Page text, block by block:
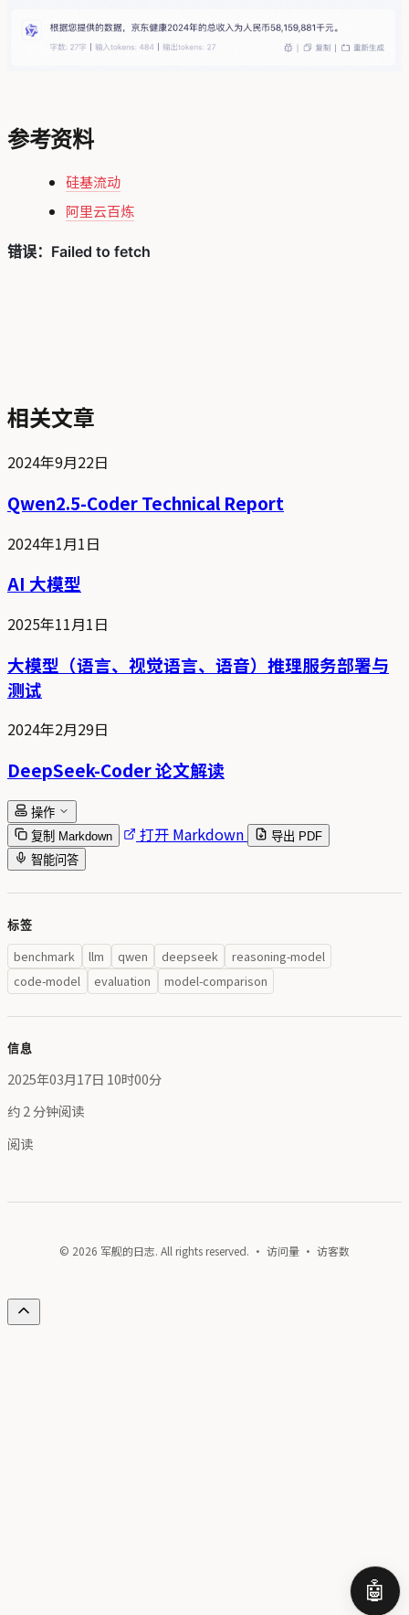
参考资料
硅基流动
阿里云百炼
相关文章
2024年9月22日
Qwen2.5-Coder Technical Report
2024年1月1日
AI 大模型
2025年11月1日
大模型（语言、视觉语言、语音）推理服务部署与
测试
2024年2月29日
DeepSeek-Coder 论文解读
操作
复制 Markdown
打开 Markdown
导出 PDF
智能问答
标签
benchmark llm qwen deepseek
reasoning-model
code-model
evaluation model-comparison
信息
2025年03月17日 10时00分
约 2 分钟阅读
阅读
© 2026 军舰的日志. All rights reserved. · 访问量 · 访客数
🤖